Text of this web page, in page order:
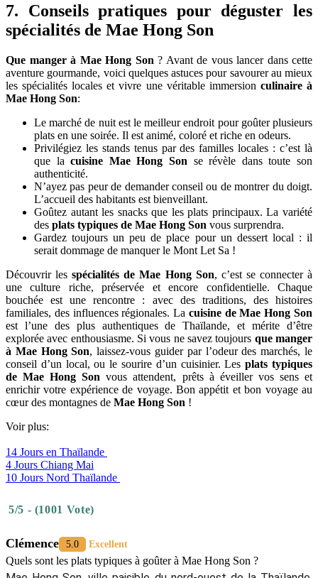
7. Conseils pratiques pour déguster les
spécialités de Mae Hong Son
Que manger à Mae Hong Son ? Avant de vous lancer dans cette
aventure gourmande, voici quelques astuces pour savourer au mieux
les spécialités locales et vivre une véritable immersion culinaire à
Mae Hong Son:
Le marché de nuit est le meilleur endroit pour goûter plusieurs
plats en une soirée. Il est animé, coloré et riche en odeurs.
Privilégiez les stands tenus par des familles locales : c’est là
que lacuisine Mae Hong Son se révèle dans toute son
authenticité.
N’ayez pas peur de demander conseil ou de montrer du doigt.
L’accueil des habitants est bienveillant.
Goûtez autant les snacks que les plats principaux. La variété
des plats typiques de Mae Hong Son vous surprendra.
Gardez toujours un peu de place pour un dessert local : il
serait dommage de manquer le Mont Let Sa !
Découvrir lesspécialités de Mae Hong Son, c’est se connecter à
une culture riche, préservée et encore confidentielle. Chaque
bouchée est une rencontre : avec des traditions, des histoires
familiales, des influences régionales. La cuisine de Mae Hong Son
est l’une des plus authentiques de Thaïlande, et mérite d’être
explorée avec enthousiasme. Si vous ne savez toujours que manger
à Mae Hong Son, laissez-vous guider par l’odeur des marchés, le
conseil d’un local, ou le sourire d’un cuisinier. Les plats typiques
de Mae Hong Son vous attendent, prêts à éveiller vos sens et
enrichir votre expérience de voyage. Bon appétit et bon voyage au
cœur des montagnes de Mae Hong Son !
Voir plus:
14 Jours en Thaïlande
4 Jours Chiang Mai
10 Jours Nord Thaïlande
5/5 - (1001 Vote)
Clémence 5.0 Excellent
Quels sont les plats typiques à goûter à Mae Hong Son ?